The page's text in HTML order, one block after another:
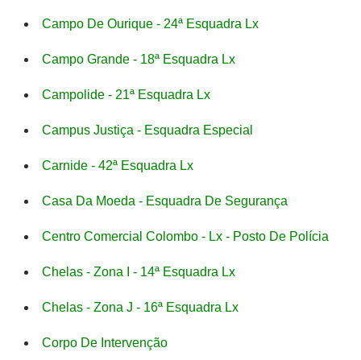
Campo De Ourique - 24ª Esquadra Lx
Campo Grande - 18ª Esquadra Lx
Campolide - 21ª Esquadra Lx
Campus Justiça - Esquadra Especial
Carnide - 42ª Esquadra Lx
Casa Da Moeda - Esquadra De Segurança
Centro Comercial Colombo - Lx - Posto De Polícia
Chelas - Zona I - 14ª Esquadra Lx
Chelas - Zona J - 16ª Esquadra Lx
Corpo De Intervenção